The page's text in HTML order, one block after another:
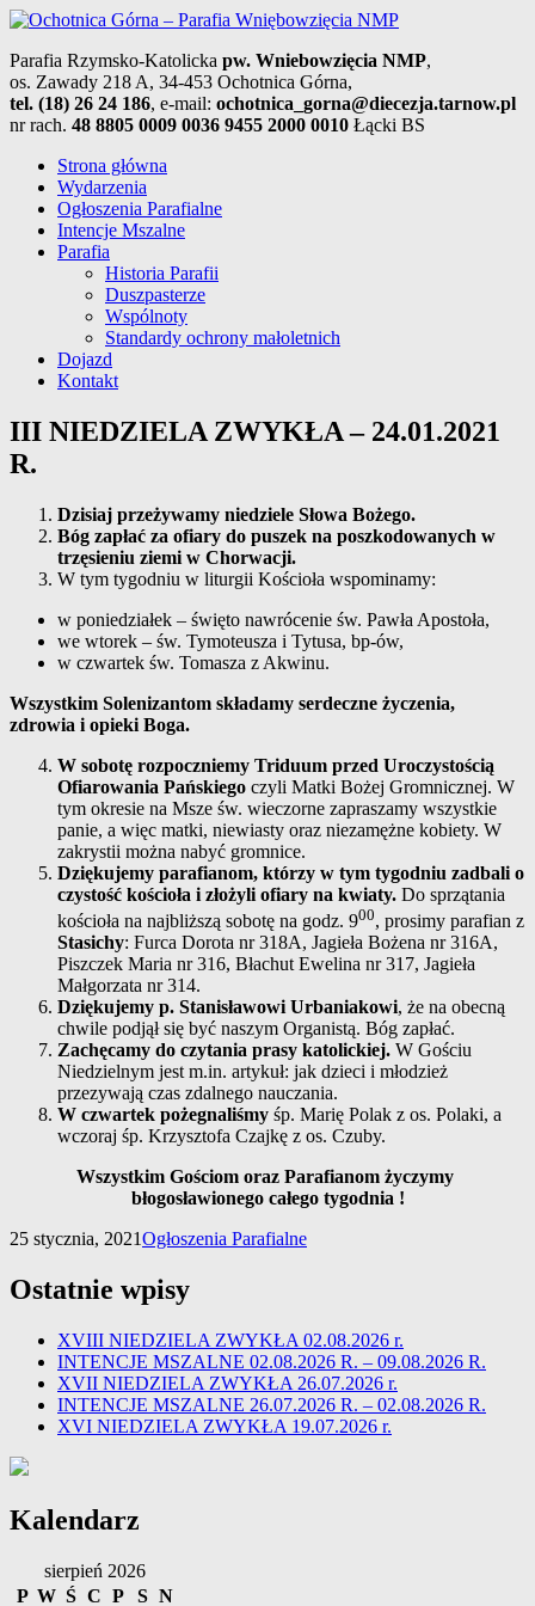
Parafia Rzymsko-Katolicka pw. Wniebowzięcia NMP,
os. Zawady 218 A, 34-453 Ochotnica Górna,
tel. (18) 26 24 186, e-mail: ochotnica_gorna@diecezja.tarnow.pl
nr rach. 48 8805 0009 0036 9455 2000 0010 Łącki BS
Strona główna
Wydarzenia
Ogłoszenia Parafialne
Intencje Mszalne
Parafia
Historia Parafii
Duszpasterze
Wspólnoty
Standardy ochrony małoletnich
Dojazd
Kontakt
III NIEDZIELA ZWYKŁA – 24.01.2021
R.
Dzisiaj przeżywamy niedziele Słowa Bożego.
Bóg zapłać za ofiary do puszek na poszkodowanych w
trzęsieniu ziemi w Chorwacji.
W tym tygodniu w liturgii Kościoła wspominamy:
w poniedziałek – święto nawrócenie św. Pawła Apostoła,
we wtorek – św. Tymoteusza i Tytusa, bp-ów,
w czwartek św. Tomasza z Akwinu.
Wszystkim Solenizantom składamy serdeczne życzenia,
zdrowia i opieki Boga.
W sobotę rozpoczniemy Triduum przed Uroczystością
Ofiarowania Pańskiego czyli Matki Bożej Gromnicznej. W
tym okresie na Msze św. wieczorne zapraszamy wszystkie
panie, a więc matki, niewiasty oraz niezamężne kobiety. W
zakrystii można nabyć gromnice.
Dziękujemy parafianom, którzy w tym tygodniu zadbali o
czystość kościoła i złożyli ofiary na kwiaty. Do sprzątania
kościoła na najbliższą sobotę na godz. 900, prosimy parafian z
Stasichy: Furca Dorota nr 318A, Jagieła Bożena nr 316A,
Piszczek Maria nr 316, Błachut Ewelina nr 317, Jagieła
Małgorzata nr 314.
Dziękujemy p. Stanisławowi Urbaniakowi, że na obecną
chwile podjął się być naszym Organistą. Bóg zapłać.
Zachęcamy do czytania prasy katolickiej. W Gościu
Niedzielnym jest m.in. artykuł: jak dzieci i młodzież
przezywają czas zdalnego nauczania.
W czwartek pożegnaliśmy śp. Marię Polak z os. Polaki, a
wczoraj śp. Krzysztofa Czajkę z os. Czuby.
Wszystkim Gościom oraz Parafianom życzymy
błogosławionego całego tygodnia !
25 stycznia, 2021Ogłoszenia Parafialne
Ostatnie wpisy
XVIII NIEDZIELA ZWYKŁA 02.08.2026 r.
INTENCJE MSZALNE 02.08.2026 R. – 09.08.2026 R.
XVII NIEDZIELA ZWYKŁA 26.07.2026 r.
INTENCJE MSZALNE 26.07.2026 R. – 02.08.2026 R.
XVI NIEDZIELA ZWYKŁA 19.07.2026 r.
Kalendarz
sierpień 2026
P W Ś C P S N